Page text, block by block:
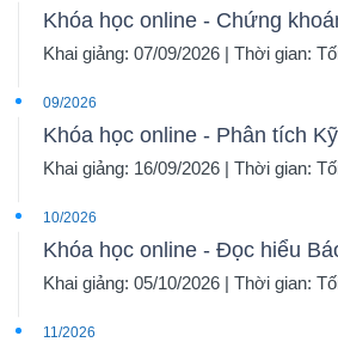
Khóa học online - Chứng
Khai giảng: 07/09/2026 | Thời gian:
09/2026
Khóa học online - Phân tích
Khai giảng: 16/09/2026 | Thời gian:
10/2026
Khóa học online - Đọc hiểu
Khai giảng: 05/10/2026 | Thời gian:
11/2026